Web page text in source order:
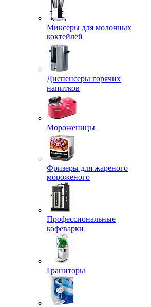
Миксеры для молочных
коктейлей
Диспенсеры горячих
напитков
Мороженицы
Фризеры для жареного
мороженого
Профессиональные
кофеварки
Граниторы